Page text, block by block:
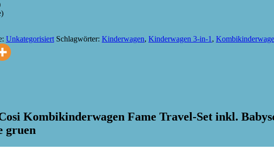
Unkategorisiert Schlagwörter: Kinderwagen, Kinderwagen 3-in-1 ,
Kombikinderwagen Fame Travel-Set inkl.
gruen